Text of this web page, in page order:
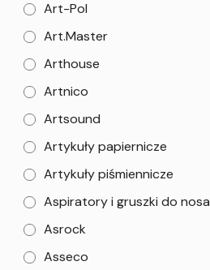
Art-Pol
Art.Master
Arthouse
Artnico
Artsound
Artykuły papiernicze
Artykuły piśmiennicze
Aspiratory i gruszki do nosa
Asrock
Asseco